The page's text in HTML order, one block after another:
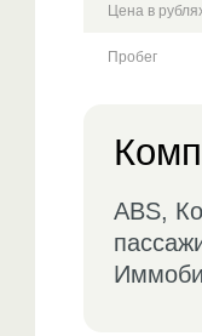
Цена в
Пробег
ABS,